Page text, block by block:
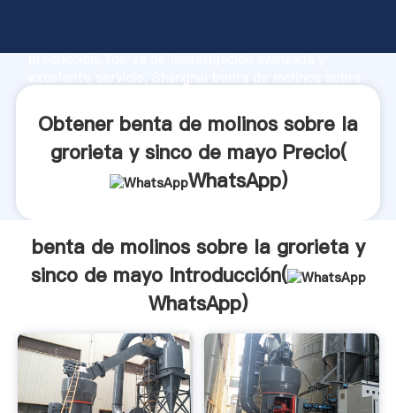
producción, fuerza de investigación avanzada y
aporta valores a todos los clientes.
Obtener benta de molinos sobre la
grorieta y sinco de mayo Precio(
WhatsApp)
benta de molinos sobre la grorieta y
sinco de mayo Introducción(
WhatsApp)